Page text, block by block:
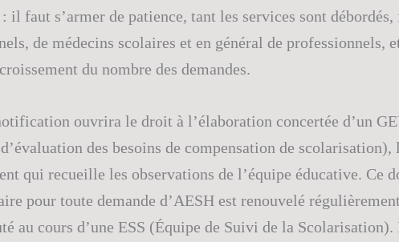
il faut s’armer de patience, tant les services sont débordés,
de médecins scolaires et en général de professionnels,
du nombre des demandes.
ouvrira le droit à l’élaboration concertée d’un
des besoins de compensation de scolarisation),
qui recueille les observations de l’équipe éducative. Ce
pour toute demande d’AESH est renouvelé
au cours d’une ESS (Équipe de Suivi de la